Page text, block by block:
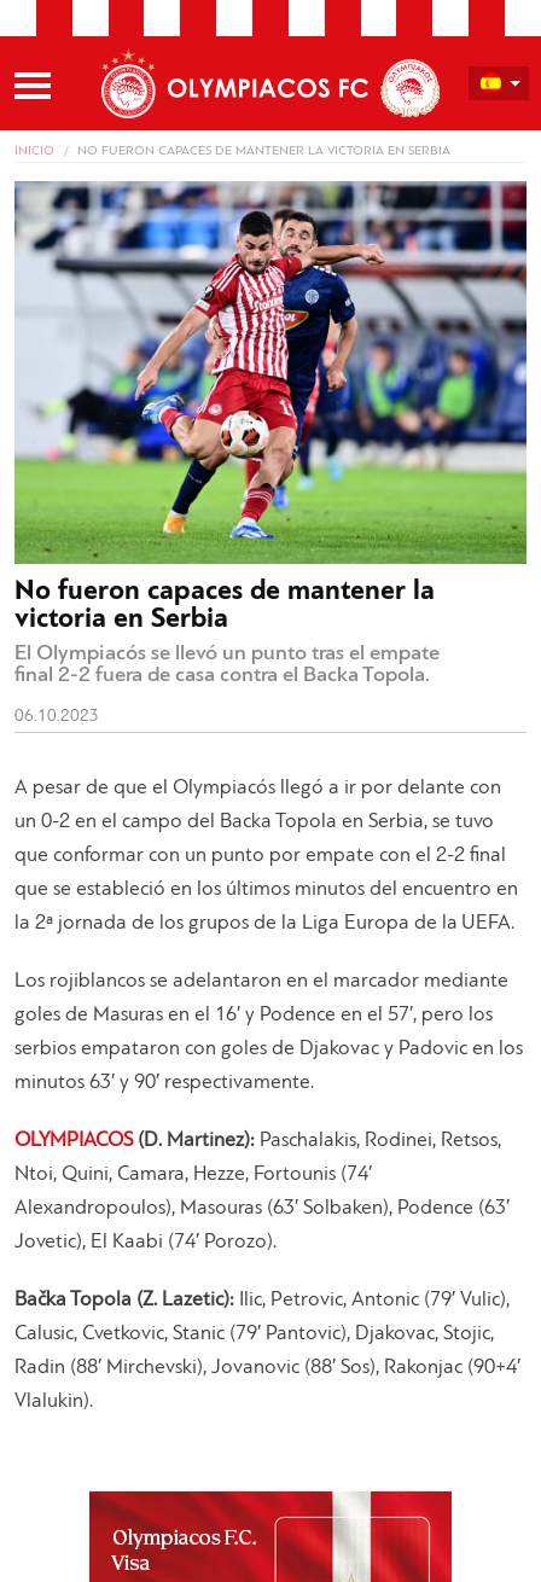
INICIO NO FUERON CAPACES DE MANTENER LA VICTORIA EN SERBIA
No fueron capaces de mantener la
victoria en Serbia
El Olympiacós se llevó un punto tras el empate
final 2-2 fuera de casa contra el Backa Topola.
06.10.2023
A pesar de que el Olympiacós llegó a ir por delante con
un 0-2 en el campo del Backa Topola en Serbia, se tuvo
que conformar con un punto por empate con el 2-2 final
que se estableció en los últimos minutos del encuentro en
la 2ª jornada de los grupos de la Liga Europa de la UEFA.
Los rojiblancos se adelantaron en el marcador mediante
goles de Masuras en el 16′ y Podence en el 57′, pero los
serbios empataron con goles de Djakovac y Padovic en los
minutos 63′ y 90′ respectivamente.
OLYMPIACOS(D. Martinez): Paschalakis, Rodinei, Retsos,
Ntoi, Quini, Camara, Hezze, Fortounis (74′
Alexandropoulos), Masouras (63′ Solbaken), Podence (63′
Jovetic), El Kaabi (74′ Porozo).
Bačka Topola (Z. Lazetic): Ilic, Petrovic, Antonic (79′ Vulic),
Calusic, Cvetkovic, Stanic (79′ Pantovic), Djakovac, Stojic,
Radin (88′ Mirchevski), Jovanovic (88′ Sos), Rakonjac (90+4′
Vlalukin).